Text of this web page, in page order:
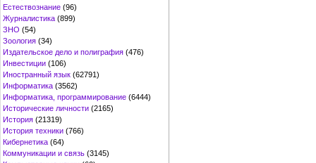
Естествознание (96)
Журналистика (899)
ЗНО (54)
Зоология (34)
Издательское дело и полиграфия (476)
Инвестиции (106)
Иностранный язык (62791)
Информатика (3562)
Информатика, программирование (6444)
Исторические личности (2165)
История (21319)
История техники (766)
Кибернетика (64)
Коммуникации и связь (3145)